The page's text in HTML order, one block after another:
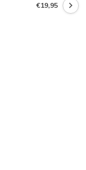
€19,95